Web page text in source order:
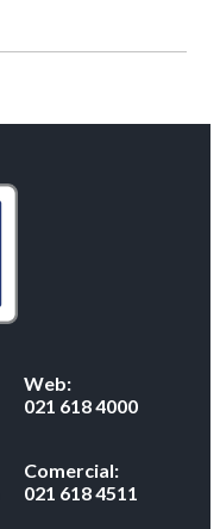
Web:
021 618 4000
Comercial:
021 618 4511